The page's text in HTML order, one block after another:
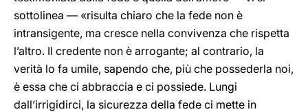
sottolinea — «risulta chiaro che la fede non è
intransigente, ma cresce nella convivenza che rispetta
l’altro. Il credente non è arrogante; al contrario, la
verità lo fa umile, sapendo che, più che possederla noi,
è essa che ci abbraccia e ci possiede. Lungi
dall’irrigidirci, la sicurezza della fede ci mette in